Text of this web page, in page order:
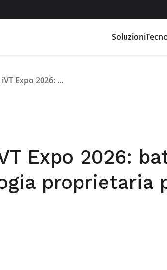
Soluzioni
Flash Battery a iVT Expo 2026: batterie al litio custom e tecnologia proprietaria per OEM industriali
Expo 2026:
proprietaria